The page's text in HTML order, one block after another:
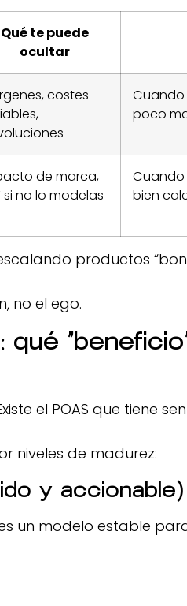
Qué te puede
ocultar
costes
Cuando
poco
de marca,
si no lo modelas
Cuando
bien
productos
no el ego.
el POAS que tiene
niveles de madurez:
y accionable)
un modelo estable